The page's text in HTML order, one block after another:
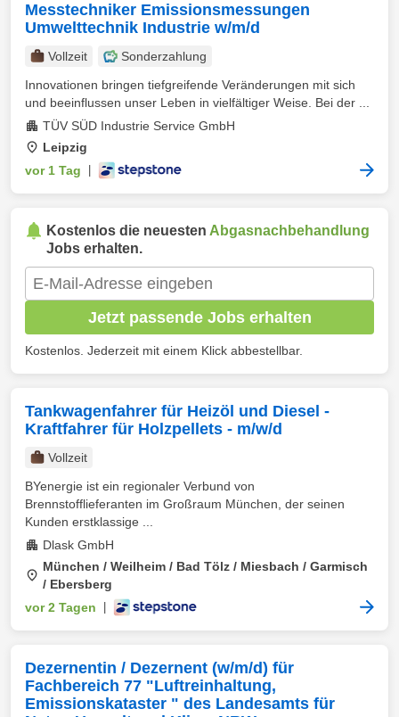
Messtechniker Emissionsmessungen
Umwelttechnik Industrie w/m/d
Vollzeit
Sonderzahlung
Innovationen bringen tiefgreifende Veränderungen mit sich
und beeinflussen unser Leben in vielfältiger Weise. Bei der ...
TÜV SÜD Industrie Service GmbH
Leipzig
vor 1 Tag
Kostenlos die neuesten Abgasnachbehandlung
Jobs erhalten.
Jetzt passende Jobs erhalten
Kostenlos. Jederzeit mit einem Klick abbestellbar.
Tankwagenfahrer für Heizöl und Diesel -
Kraftfahrer für Holzpellets - m/w/d
Vollzeit
BYenergie ist ein regionaler Verbund von
Brennstofflieferanten im Großraum München, der seinen
Kunden erstklassige ...
Dlask GmbH
München / Weilheim / Bad Tölz / Miesbach / Garmisch
/ Ebersberg
vor 2 Tagen
Dezernentin / Dezernent (w/m/d) für
Fachbereich 77 "Luftreinhaltung,
Emissionskataster " des Landesamts für